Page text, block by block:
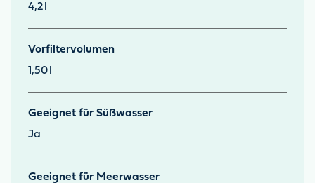
4,2
Vorfiltervolumen
1,50
Geeignet für Süßwasser
Ja
Geeignet für Meerwasser